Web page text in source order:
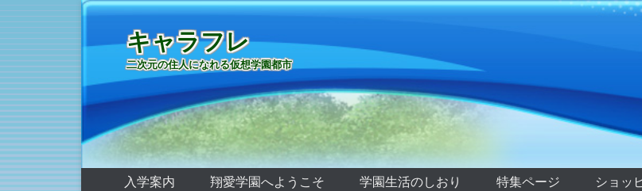
キャラフレ
二次元の住人になれる仮想学園都市
第1メニュー
コンテンツへ移動
入学案内 翔愛学園へようこそ 学園生活のしおり 特集ページ ショッ